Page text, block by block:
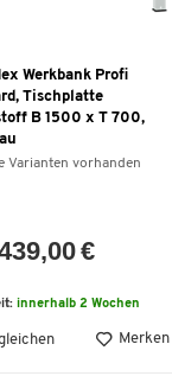
Werkbank Profi
Tischplatte
B 1500 x T 700,
Varianten vorhanden
€
innerhalb 2 Wochen
Merken